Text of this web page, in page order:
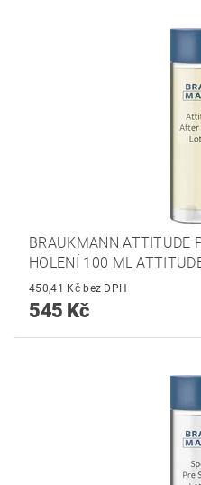
BRAUKMANN ATTITUDE
HOLENÍ 100 ML
450,41 Kč bez DPH
545 Kč